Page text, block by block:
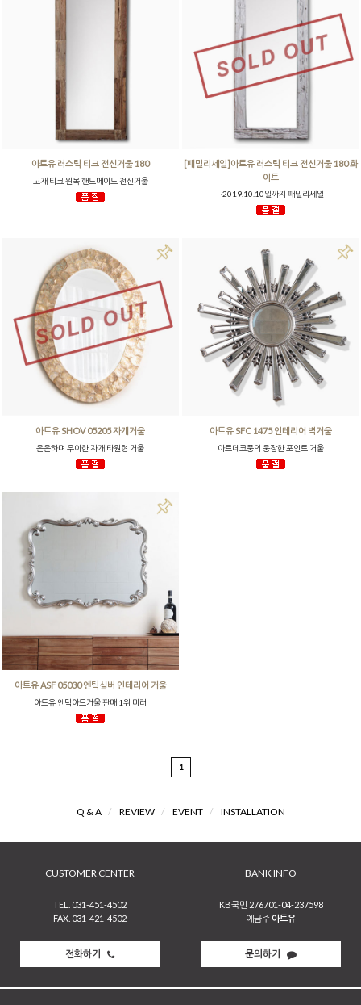
아트유 러스틱 티크 전신거울 180
고재 티크 원목 핸드메이드 전신거울
[패밀리세일]아트유 러스틱 티크 전신거울 180 화
이트
~2019.10.10일까지 패밀리세일
아트유 SHOV 05205 자개거울
은은하며 우아한 자개 타원형 거울
아트유 SFC 1475 인테리어 벽거울
아르데코풍의 웅장한 포인트 거울
아트유 ASF 05030 엔틱실버 인테리어 거울
아트유 엔틱아트거울 판매 1위 미러
1
Q & A / REVIEW / EVENT / INSTALLATION
CUSTOMER CENTER
TEL. 031-451-4502
FAX. 031-421-4502
전화하기
BANK INFO
KB국민 276701-04-237598
예금주 아트유
문의하기